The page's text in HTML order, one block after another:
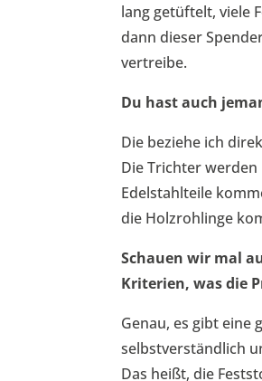
lang getüftelt, viele
dann dieser
vertreibe.
Du hast auch
Die beziehe ich
Die Trichter
Edelstahlteile
die Holzrohlinge
Schauen wir mal
Kriterien, was die
Genau, es gibt eine
selbstverständlich
Das heißt, die